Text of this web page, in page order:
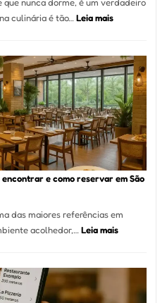
Vila
da
culinária é tão… Leia mais:
Melhores
Restaurantes
em
São
Paulo:
Um
Guia
Definitivo
Alta
Gastronomia
e como reservar em São
das maiores referências em
acolhedor,… Leia mais:
encontrar